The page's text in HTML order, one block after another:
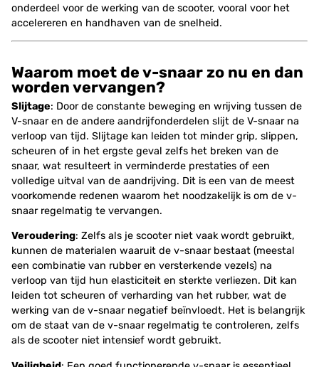
onderdeel voor de werking van de scooter, vooral voor het
accelereren en handhaven van de snelheid.
Waarom moet de v-snaar zo nu en dan
worden vervangen?
Slijtage: Door de constante beweging en wrijving tussen de
V-snaar en de andere aandrijfonderdelen slijt de V-snaar na
verloop van tijd. Slijtage kan leiden tot minder grip, slippen,
scheuren of in het ergste geval zelfs het breken van de
snaar, wat resulteert in verminderde prestaties of een
volledige uitval van de aandrijving. Dit is een van de meest
voorkomende redenen waarom het noodzakelijk is om de v-
snaar regelmatig te vervangen.
Veroudering: Zelfs als je scooter niet vaak wordt gebruikt,
kunnen de materialen waaruit de v-snaar bestaat (meestal
een combinatie van rubber en versterkende vezels) na
verloop van tijd hun elasticiteit en sterkte verliezen. Dit kan
leiden tot scheuren of verharding van het rubber, wat de
werking van de v-snaar negatief beïnvloedt. Het is belangrijk
om de staat van de v-snaar regelmatig te controleren, zelfs
als de scooter niet intensief wordt gebruikt.